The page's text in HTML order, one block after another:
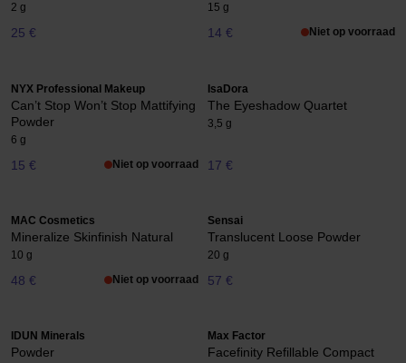
2 g
25 €
15 g
14 € Niet op voorraad
NYX Professional Makeup
Can’t Stop Won’t Stop Mattifying
Powder
6 g
15 € Niet op voorraad
IsaDora
The Eyeshadow Quartet
3,5 g
17 €
MAC Cosmetics
Mineralize Skinfinish Natural
10 g
48 € Niet op voorraad
Sensai
Translucent Loose Powder
20 g
57 €
IDUN Minerals
Powder
Max Factor
Facefinity Refillable Compact